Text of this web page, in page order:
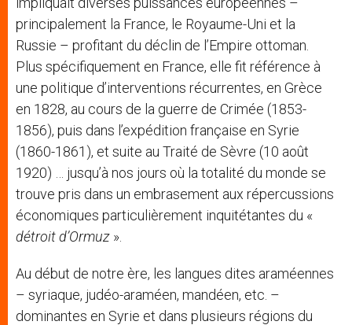
principalement la France, le Royaume-Uni et la
Russie – profitant du déclin de l’Empire ottoman.
Plus spécifiquement en France, elle fit référence à
une politique d’interventions récurrentes, en Grèce
en 1828, au cours de la guerre de Crimée (1853-
1856), puis dans l’expédition française en Syrie
(1860-1861), et suite au Traité de Sèvre (10 août
1920) … jusqu’à nos jours où la totalité du monde se
trouve pris dans un embrasement aux répercussions
économiques particulièrement inquitétantes du «
détroit d’Ormuz ».
Au début de notre ère, les langues dites araméennes
– syriaque, judéo-araméen, mandéen, etc. –
dominantes en Syrie et dans plusieurs régions du